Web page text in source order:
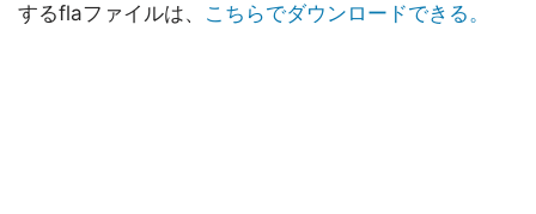
するflaファイルは、 こちらでダウンロードできる。